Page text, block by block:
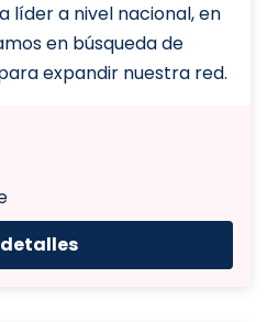
líder a nivel nacional, en
en búsqueda de
expandir nuestra red.